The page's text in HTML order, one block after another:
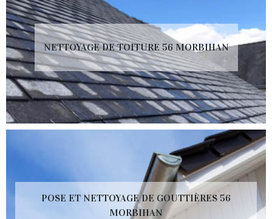
NETTOYAGE DE TOITURE 56 MORBIHAN
POSE ET NETTOYAGE DE GOUTTIÈRES 56
MORBIHAN